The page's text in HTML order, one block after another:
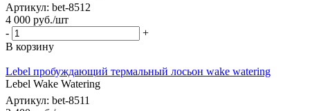
Артикул: bet-8512
4 000 руб./шт
-
+
В корзину
Lebel пробуждающий термальный лосьон wake watering
Lebel Wake Watering
Артикул: bet-8511